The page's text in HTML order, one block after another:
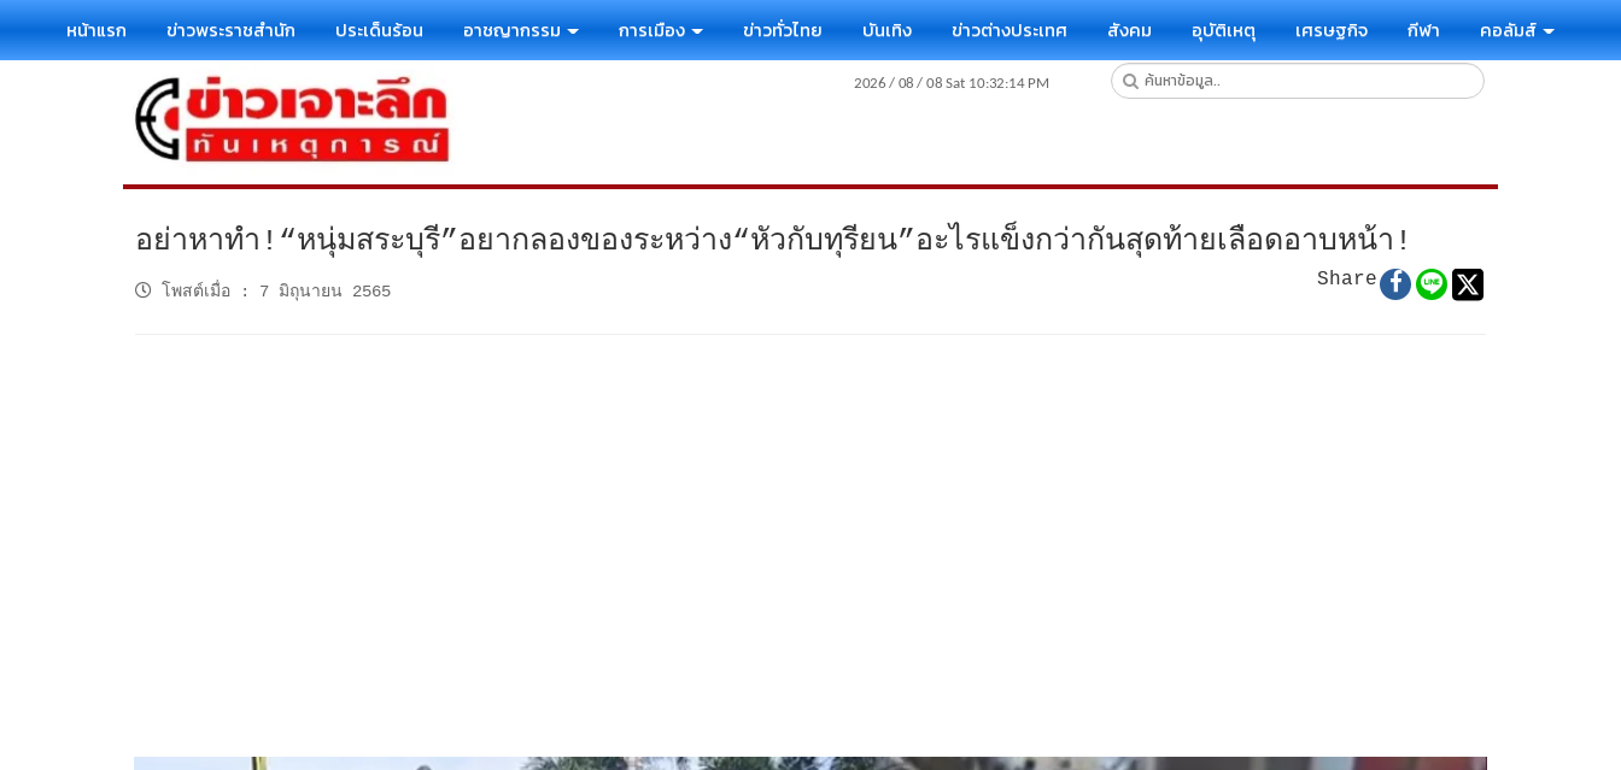
หน้าแรก ข่าวพระราชสำนัก ประเด็นร้อน อาชญากรรม การเมือง ข่าวทั่วไทย บันเทิง ข่าวต่างประเทศ สังคม อุบัติเหตุ เศรษฐกิจ กีฬา คอลัมส์
อย่าหาทำ!“หนุ่มสระบุรี”อยากลองของระหว่าง“หัวกับทุรียน”อะไรแข็งกว่ากันสุดท้ายเลือดอาบหน้า!
โพสต์เมื่อ : 7 มิถุนายน 2565
Share